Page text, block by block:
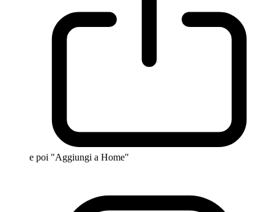
e poi "Aggiungi a Home"